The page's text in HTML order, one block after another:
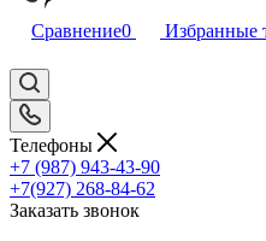
Сравнение0 Избранные
Телефоны
+7 (987) 943-43-90
+7(927) 268-84-62
Заказать звонок